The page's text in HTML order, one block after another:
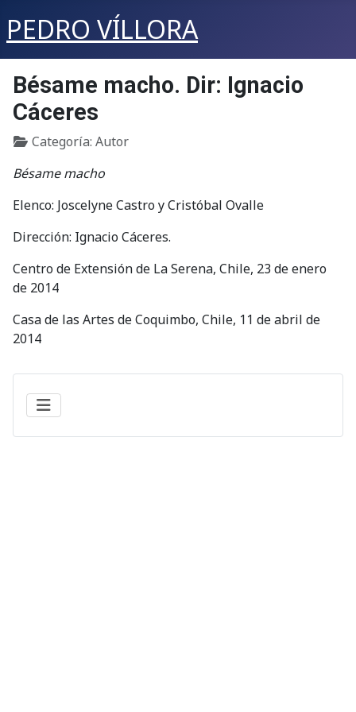
PEDRO VÍLLORA
Bésame macho. Dir: Ignacio
Cáceres
Detalles
Categoría: Autor
Bésame macho
Elenco: Joscelyne Castro y Cristóbal Ovalle
Dirección: Ignacio Cáceres.
Centro de Extensión de La Serena, Chile, 23 de enero
de 2014
Casa de las Artes de Coquimbo, Chile, 11 de abril de
2014